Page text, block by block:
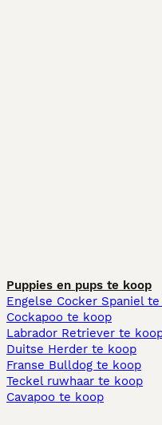
Puppies en pups te koop
Engelse Cocker Spaniel
Cockapoo te koop
Labrador Retriever te
Duitse Herder te koop
Franse Bulldog te koop
Teckel ruwhaar te koop
Cavapoo te koop